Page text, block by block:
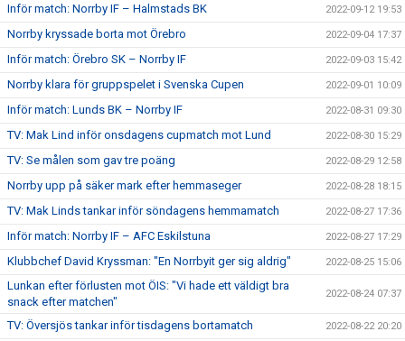
Inför match: Norrby IF – Halmstads BK 2022-09-12 19:53
Norrby kryssade borta mot Örebro 2022-09-04 17:37
Inför match: Örebro SK – Norrby IF 2022-09-03 15:42
Norrby klara för gruppspelet i Svenska Cupen 2022-09-01 10:09
Inför match: Lunds BK – Norrby IF 2022-08-31 09:30
TV: Mak Lind inför onsdagens cupmatch mot Lund 2022-08-30 15:29
TV: Se målen som gav tre poäng 2022-08-29 12:58
Norrby upp på säker mark efter hemmaseger 2022-08-28 18:15
TV: Mak Linds tankar inför söndagens hemmamatch 2022-08-27 17:36
Inför match: Norrby IF – AFC Eskilstuna 2022-08-27 17:29
Klubbchef David Kryssman: "En Norrbyit ger sig aldrig" 2022-08-25 15:06
Lunkan efter förlusten mot ÖIS: "Vi hade ett väldigt bra
snack efter matchen"
2022-08-24 07:37
TV: Översjös tankar inför tisdagens bortamatch 2022-08-22 20:20